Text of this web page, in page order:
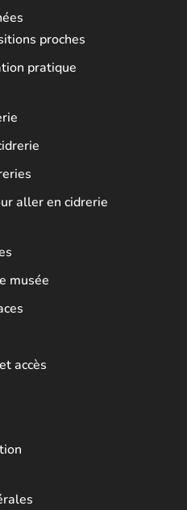
proches
pratique
aller en cidrerie
musée
accès